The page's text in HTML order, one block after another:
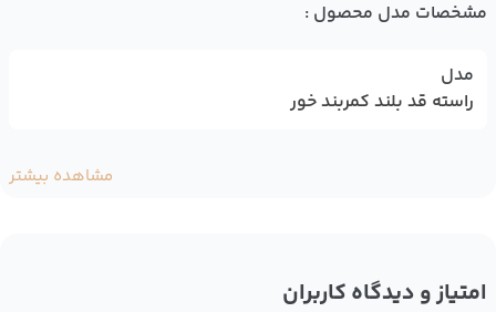
مشخصات مدل محصول :
مدل
راسته قد بلند کمربند خور
مشاهده بیشتر
امتیاز و دیدگاه کاربران